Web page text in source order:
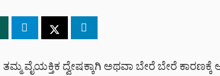
ತಮ್ಮ ವೈಯಕ್ತಿಕ ದ್ವೇಷಕ್ಕಾಗಿ ಅಥವಾ ಬೇರೆ ಬೇರೆ